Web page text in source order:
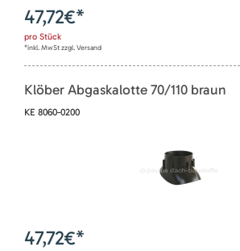
47,72€*
pro Stück
*inkl. MwSt zzgl. Versand
Klöber Abgaskalotte 70/110 braun
KE 8060-0200
47,72€*